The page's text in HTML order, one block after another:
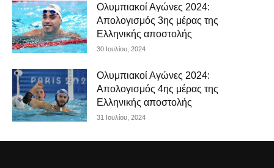
Ολυμπιακοί Αγώνες 2024:
Απολογισμός 3ης μέρας της
Ελληνικής αποστολής
30 Ιουλίου, 2024
Ολυμπιακοί Αγώνες 2024:
Απολογισμός 4ης μέρας της
Ελληνικής αποστολής
31 Ιουλίου, 2024